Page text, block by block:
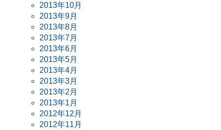
2013年10月
2013年9月
2013年8月
2013年7月
2013年6月
2013年5月
2013年4月
2013年3月
2013年2月
2013年1月
2012年12月
2012年11月